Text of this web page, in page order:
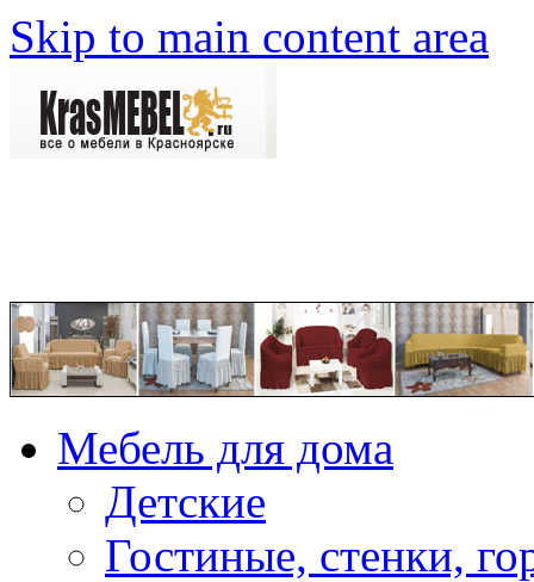
Skip to main content area
Мебель для дома
Детские
Гостиные, стенки,